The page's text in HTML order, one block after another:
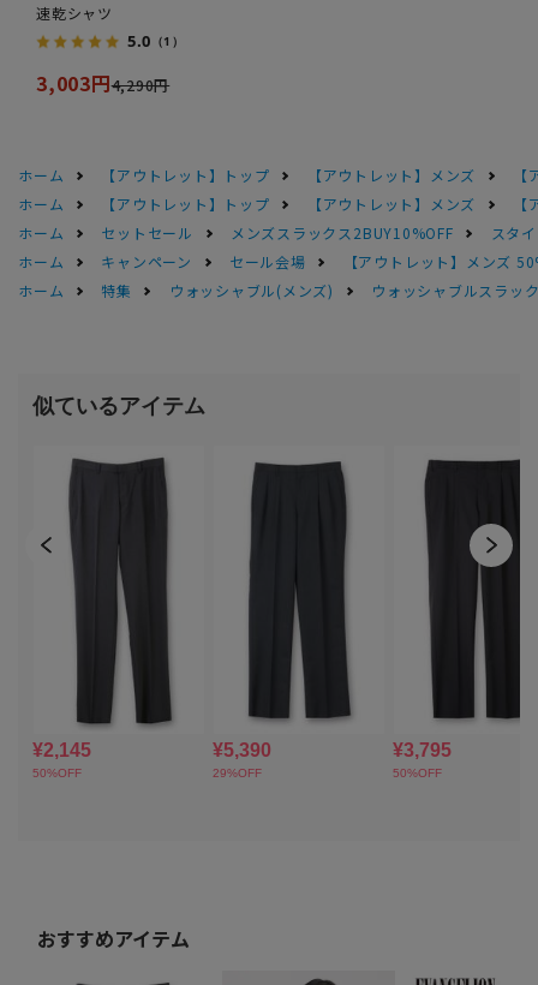
速乾シャツ
5.0 （1）
3,003円4,290円
ホーム 【アウトレット】トップ 【アウトレット】メンズ
ホーム
【アウトレット】トップ 【アウトレット】メンズ
ホーム
セットセール メンズスラックス2BUY10%OFF
スタ
ホーム
キャンペーン セール会場
【アウトレット】メンズ
ホーム
特集 ウォッシャブル(メンズ) ウォッシャブルスラッ